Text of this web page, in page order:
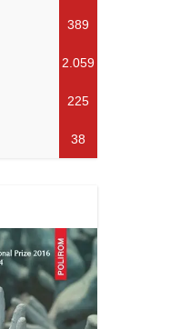
389
2.059
225
38